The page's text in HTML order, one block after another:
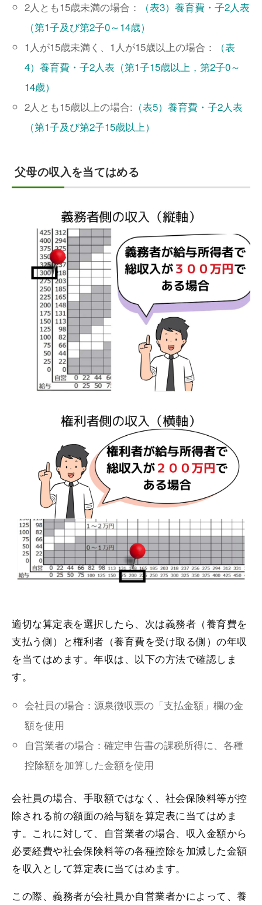
2人とも15歳未満の場合：
（表3）養育費・子2人表
（第1子及び第2子0～14歳）
1人が15歳未満く、1人が15歳以上の場合：
（表
4）養育費・子2人表（第1子15歳以上，第2子0～
14歳）
2人とも15歳以上の場合: （表5）養育費・子2人表
（第1子及び第2子15歳以上）
父母の収入を当てはめる
適切な算定表を選択したら、次は義務者（養育費を
支払う側）と権利者（養育費を受け取る側）の年収
を当てはめます。年収は、以下の方法で確認しま
す。
会社員の場合：源泉徴収票の「支払金額」欄の金
額を使用
自営業者の場合：確定申告書の課税所得に、各種
控除額を加算した金額を使用
会社員の場合、手取額ではなく、社会保険料等が控
除される前の額面の給与額を算定表に当てはめま
す。これに対して、自営業者の場合、収入金額から
必要経費や社会保険料等の各種控除を加減した金額
を収入として算定表に当てはめます。
この際、義務者が会社員か自営業者かによって、養